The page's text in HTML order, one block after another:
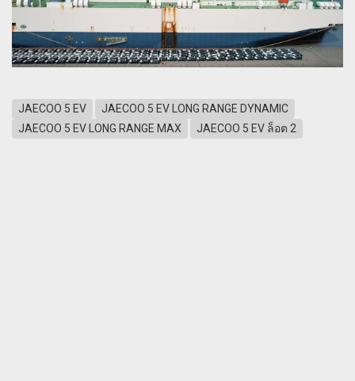
JAECOO 5 EV
JAECOO 5 EV LONG RANGE DYNAMIC
JAECOO 5 EV LONG RANGE MAX
JAECOO 5 EV ล็อต 2